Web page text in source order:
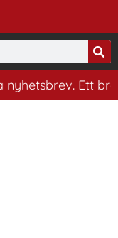
Ett bra sätt